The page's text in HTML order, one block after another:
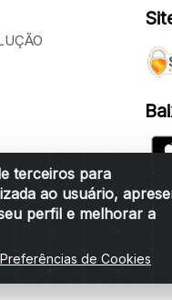
terceiros para
ao usuário,
perfil e melhorar a
Preferências de Cookies
LTDA - R: Rua Vereador